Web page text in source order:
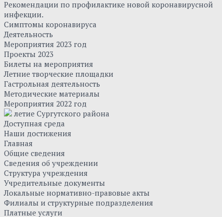
Рекомендации по профилактике новой коронавирусной
инфекции.
Симптомы коронавируса
Деятельность
Мероприятия 2023 год
Проекты 2023
Билеты на мероприятия
Летние творческие площадки
Гастрольная деятельность
Методические материалы
Мероприятия 2022 год
летие Сургутского района
Доступная среда
Наши достижения
Главная
Общие сведения
Сведения об учреждении
Структура учреждения
Учредительные документы
Локальные нормативно-правовые акты
Филиалы и структурные подразделения
Платные услуги